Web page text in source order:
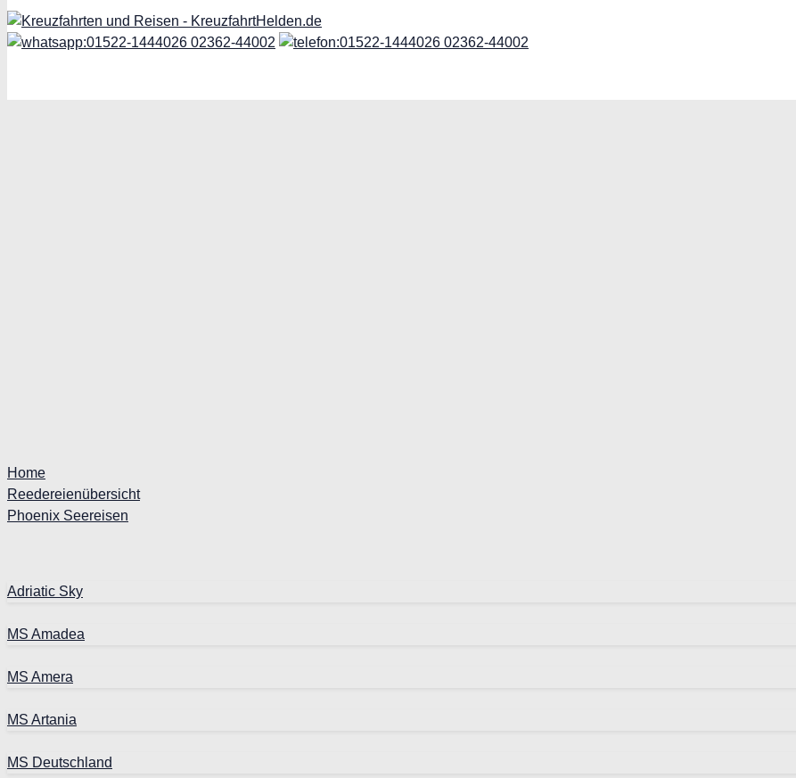
02362-44002 02362-44002
Phoenix Seereisen
Home
Reedereienübersicht
Phoenix Seereisen
Adriatic Sky
MS Amadea
MS Amera
MS Artania
MS Deutschland